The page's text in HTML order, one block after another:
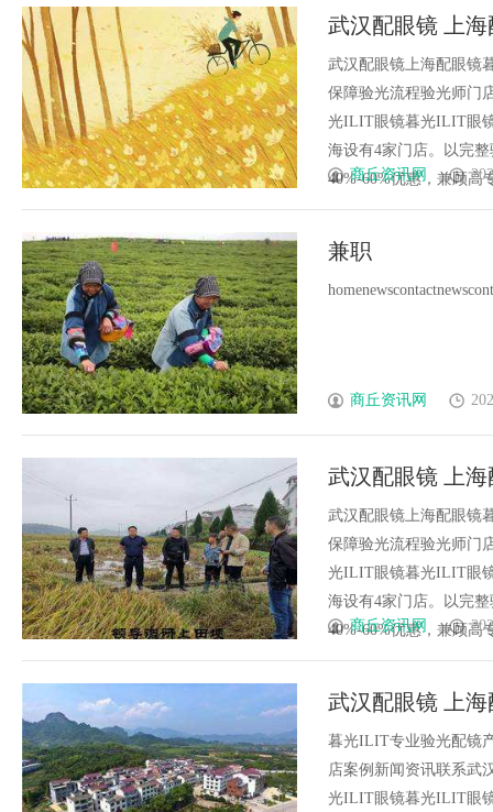
武汉配眼镜 上
武汉配眼镜上海配眼镜
保障验光流程验光师门
光ILIT眼镜暮光ILIT眼
海设有4家门店。以完
40%-60%优惠，兼顾高
商丘资讯网
兼职
商丘资讯网
武汉配眼镜 上
武汉配眼镜上海配眼镜
保障验光流程验光师门
光ILIT眼镜暮光ILIT眼
海设有4家门店。以完
40%-60%优惠，兼顾高
商丘资讯网
武汉配眼镜 上
暮光ILIT专业验光配镜
店案例新闻资讯联系武
光ILIT眼镜暮光ILIT眼